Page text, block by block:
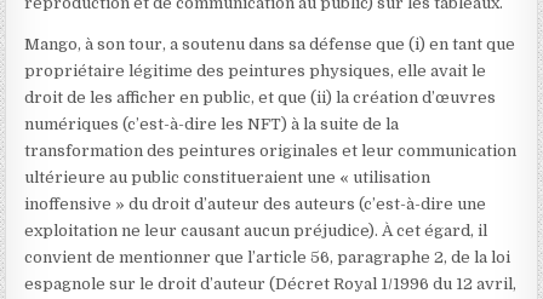
Mango, à son tour, a soutenu dans sa défense que (i) en tant que
propriétaire légitime des peintures physiques, elle avait le
droit de les afficher en public, et que (ii) la création d’œuvres
numériques (c’est-à-dire les NFT) à la suite de la
transformation des peintures originales et leur communication
ultérieure au public constitueraient une « utilisation
inoffensive » du droit d’auteur des auteurs (c’est-à-dire une
exploitation ne leur causant aucun préjudice). À cet égard, il
convient de mentionner que l’article 56, paragraphe 2, de la loi
espagnole sur le droit d’auteur (Décret Royal 1/1996 du 12 avril,